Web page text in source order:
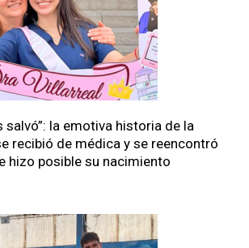
salvó”: la emotiva historia de la
recibió de médica y se reencontró
hizo posible su nacimiento